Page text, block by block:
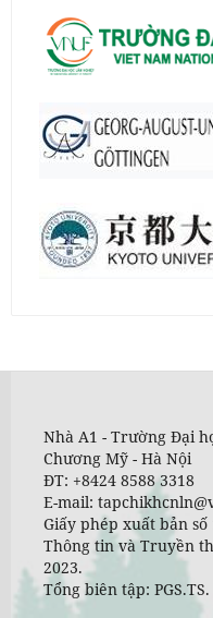
Nhà A1 - Trường Đại
Chương Mỹ - Hà Nội
ĐT: +8424 8588 3318
E-mail:
Giấy phép xuất bản số
Thông tin và Truyền
2023.
Tổng biên tập: